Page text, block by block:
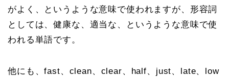
がよく、というような意味で使われますが、形容詞
としては、健康な、適当な、というような意味で使
われる単語です。
他にも、fast、clean、clear、half、just、late、low